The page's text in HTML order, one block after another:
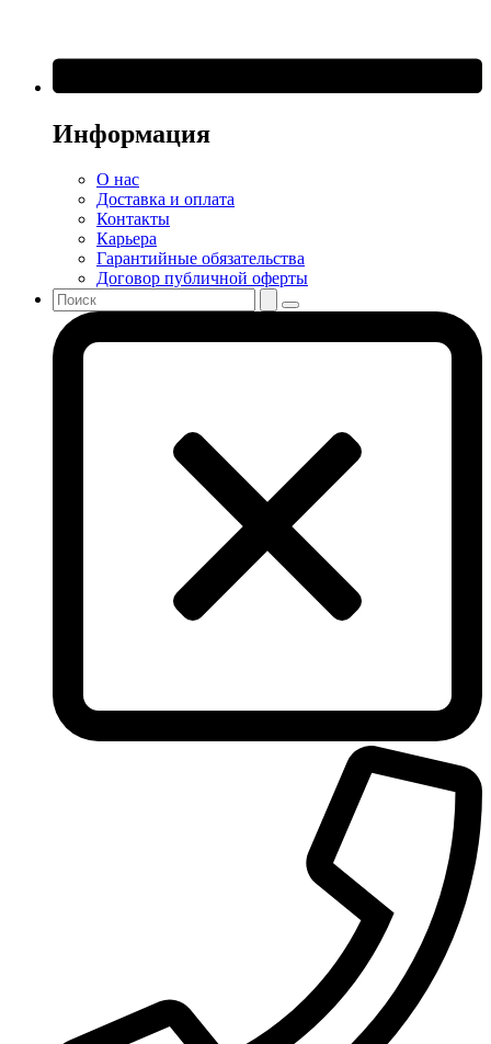
Информация
О нас
Доставка и оплата
Контакты
Карьера
Гарантийные обязательства
Договор публичной оферты